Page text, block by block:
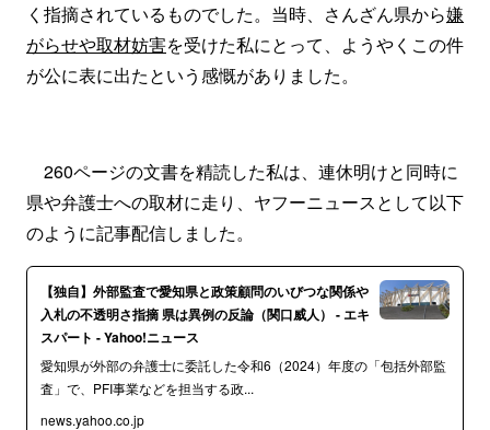
く指摘されているものでした。当時、さんざん県から嫌
がらせや取材妨害を受けた私にとって、ようやくこの件
が公に表に出たという感慨がありました。
260ページの文書を精読した私は、連休明けと同時に
県や弁護士への取材に走り、ヤフーニュースとして以下
のように記事配信しました。
【独自】外部監査で愛知県と政策顧問のいびつな関係や
入札の不透明さ指摘 県は異例の反論（関口威人） - エキ
スパート - Yahoo!ニュース
愛知県が外部の弁護士に委託した令和6（2024）年度の「包括外部監
査」で、PFI事業などを担当する政...
news.yahoo.co.jp